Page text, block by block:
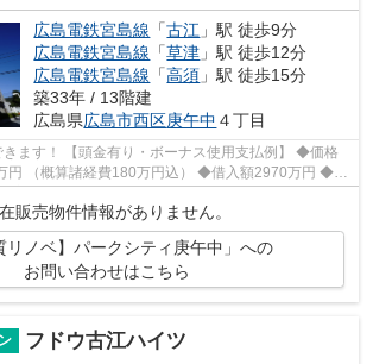
広島電鉄宮島線 「古江 」駅 徒歩9分
広島電鉄宮島線 「草津 」駅 徒歩12分
広島電鉄宮島線 「高須 」駅 徒歩15分
築33年 / 13階建
広島県広島市西区庚午中 ４丁目
用支払例】 ◆価格
円 （概算諸経費180万円込） ◆借入額2970万円 ◆年
販売物件情報がありません。
リノベ】パークシティ庚午中」への
お問い合わせはこちら
フドウ古江ハイツ